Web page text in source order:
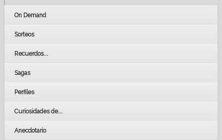
On Demand
Sorteos
Recuerdos...
Sagas
Perfiles
Curiosidades de...
Anecdotario